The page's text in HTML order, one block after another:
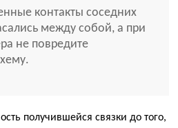
контакты соседних
между собой, а при
не повредите
получившейся связки до того,